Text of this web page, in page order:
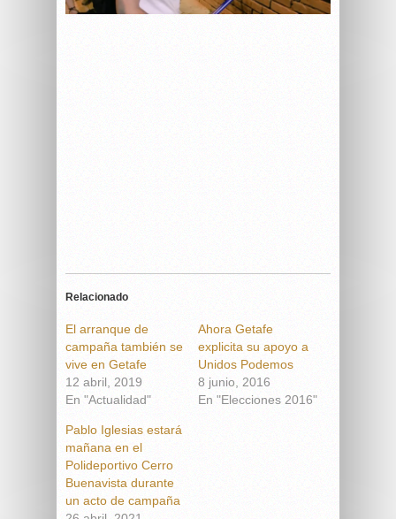
Relacionado
El arranque de
campaña también se
vive en Getafe
12 abril, 2019
En "Actualidad"
Ahora Getafe
explicita su apoyo a
Unidos Podemos
8 junio, 2016
En "Elecciones 2016"
Pablo Iglesias estará
mañana en el
Polideportivo Cerro
Buenavista durante
un acto de campaña